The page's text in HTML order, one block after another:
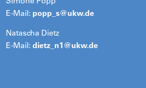
E-Mail: popp_s@ukw.de
Natascha Dietz
E-Mail: dietz_n1@ukw.de